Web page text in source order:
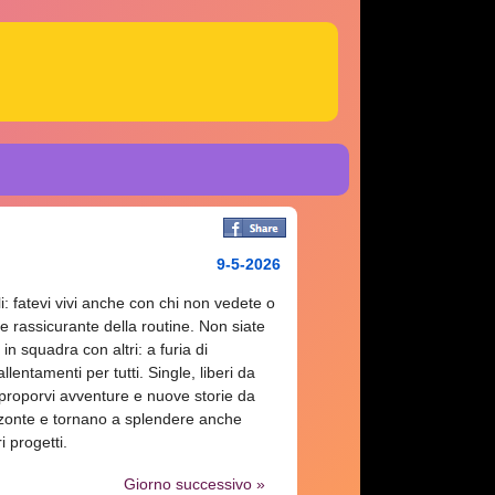
9-5-2026
fatevi vivi anche con chi non vedete o
rassicurante della routine. Non siate
squadra con altri: a furia di
per tutti. Single, liberi da
avventure e nuove storie da
e tornano a splendere anche
progetti.
Giorno successivo »